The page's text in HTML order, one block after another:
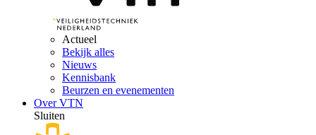
Actueel
Bekijk alles
Nieuws
Kennisbank
Beurzen en evenementen
Over VTN
Sluiten